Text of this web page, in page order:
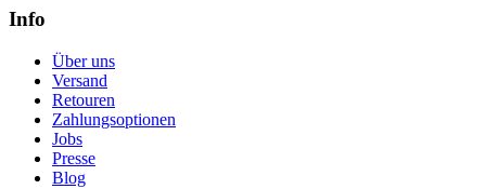
Info
Über uns
Versand
Retouren
Zahlungsoptionen
Jobs
Presse
Blog